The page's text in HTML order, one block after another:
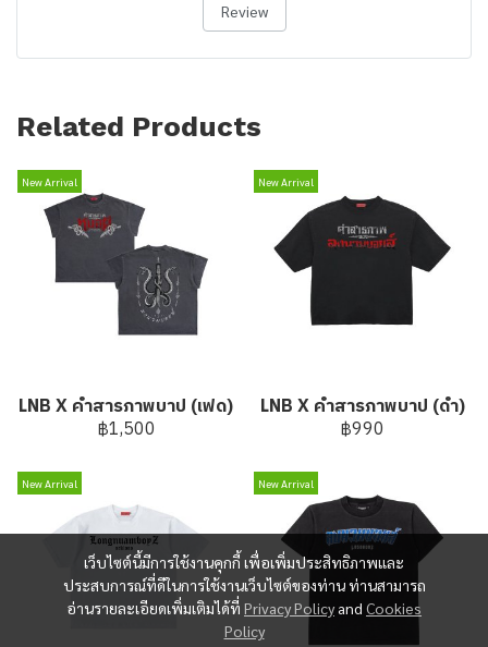
Review
Related Products
New Arrival
LNB X คำสารภาพบาป (เฟด)
฿1,500
New Arrival
LNB X คำสารภาพบาป (ดำ)
฿990
New Arrival New Arrival
เว็บไซต์นี้มีการใช้งานคุกกี้ เพื่อเพิ่มประสิทธิภาพและ
ประสบการณ์ที่ดีในการใช้งานเว็บไซต์ของท่าน ท่านสามารถ
อ่านรายละเอียดเพิ่มเติมได้ที่ Privacy Policyand Cookies
Policy